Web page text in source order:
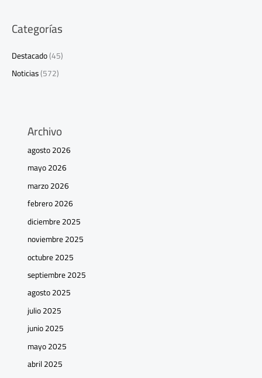
Categorías
Destacado(45)
Noticias(572)
Archivo
agosto 2026
mayo 2026
marzo 2026
febrero 2026
diciembre 2025
noviembre 2025
octubre 2025
septiembre 2025
agosto 2025
julio 2025
junio 2025
mayo 2025
abril 2025